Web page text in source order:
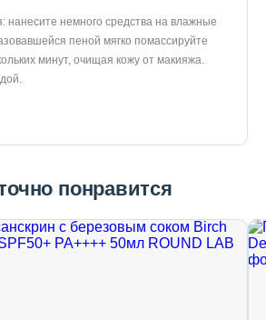
нанесите немного средства на влажные
пеной мягко помассируйте
минут, очищая кожу от макияжа.
понравится